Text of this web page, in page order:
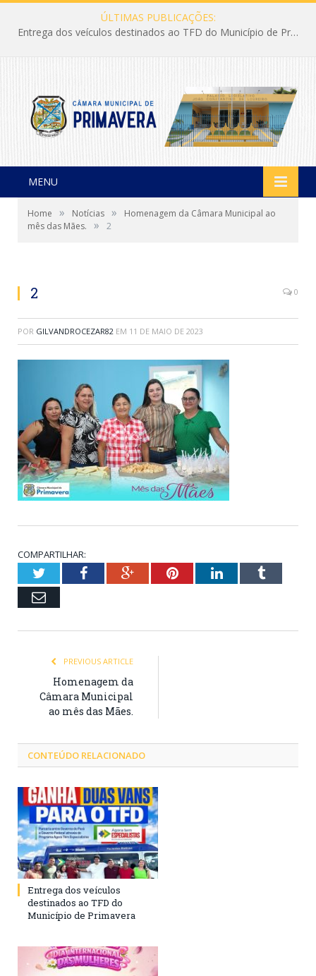
ÚLTIMAS PUBLICAÇÕES:
Entrega dos veículos destinados ao TFD do Município de Primavera
MENU
Home » Notícias »
Homenagem da Câmara Municipal ao
mês das Mães.
» 2
2 0
POR GILVANDROCEZAR82 EM 11 DE MAIO DE 2023
COMPARTILHAR:
TwitterFacebookGoogle+PinterestLinkedInTumblr
Email
PREVIOUS ARTICLE
Homenagem da
Câmara Municipal
ao mês das Mães.
CONTEÚDO RELACIONADO
Entrega dos veículos
destinados ao TFD do
Município de Primavera